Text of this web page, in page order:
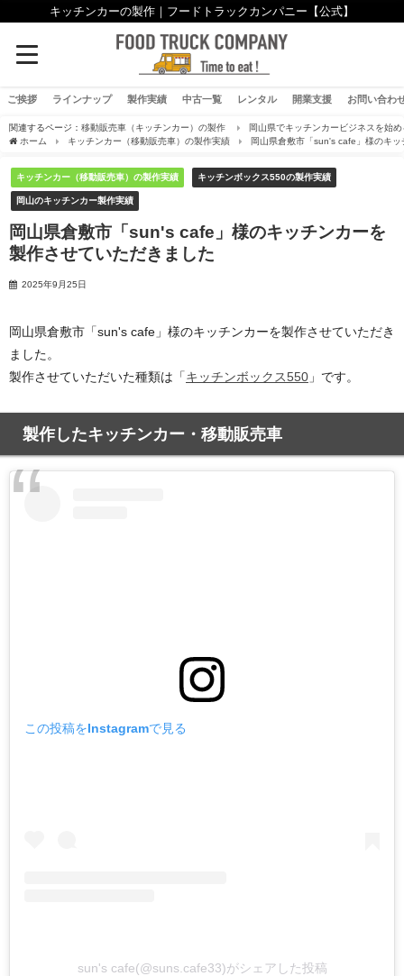
キッチンカーの製作｜フードトラックカンパニー【公式】
ご挨拶 ラインナップ 製作実績 中古一覧 レンタル 開業支援 お問い合わ
関連するページ： 移動販売車（キッチンカー）の製作
岡山県でキッチンカービジネスを始
ホーム
キッチンカー（移動販売車）の製作実績 岡山県倉敷市「sun's cafe」様のキ
キッチンカー（移動販売車）の製作実績 キッチンボックス550の製作実績
岡山のキッチンカー製作実績
岡山県倉敷市「sun's cafe」様のキッチンカーを
製作させていただきました
2025年9月25日
岡山県倉敷市「sun's cafe」様のキッチンカーを製作させていただき
ました。
製作させていただいた種類は「 キッチンボックス550 」です。
製作したキッチンカー・移動販売車
この投稿をInstagramで見る
sun's cafe(@suns.cafe33)がシェアした投稿